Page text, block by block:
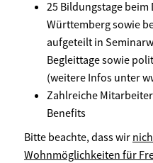
25 Bildungstage
Württemberg sowie
aufgeteilt in
Begleittage sowie
(weitere Infos unter
Zahlreiche
Benefits
Bitte beachte, dass wir
Wohnmöglichkeiten für